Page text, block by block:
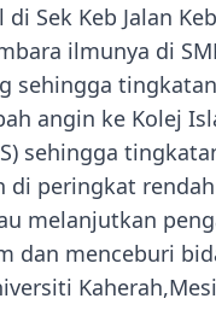
Sek Keb Jalan
ilmunya di
sehingga
angin ke Kolej
sehingga
di peringkat
melanjutkan
dan menceburi